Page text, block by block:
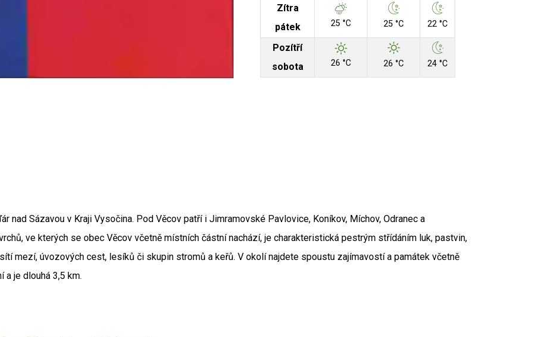
Autor / Zdroj: RUIAN
Zítra
pátek
25 °C 25 °C 22 °C
Pozítří
sobota
26 °C 26 °C 24 °C
nad Sázavou v Kraji Vysočina. Pod Věcov patří i Jimramovské Pavlovice, Koníkov, Míchov, Odranec a
ve kterých se obec Věcov včetně místních částní nachází, je charakteristická pestrým střídáním luk, pastvin,
mezí, úvozových cest, lesíků či skupin stromů a keřů. V okolí najdete spoustu zajímavostí a památek včetně
a je dlouhá 3,5 km.